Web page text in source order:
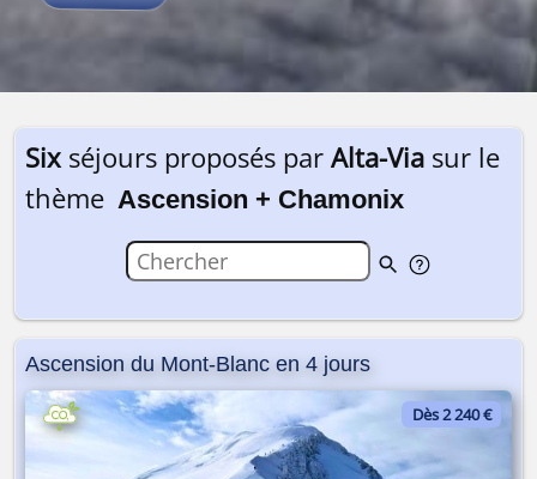
Sixséjours proposés par Alta-Via sur le
thème Ascension + Chamonix
Ascension du Mont-Blanc en 4 jours
Dès 2 240 €